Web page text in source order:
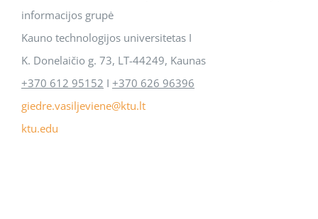
informacijos grupė
Kauno technologijos universitetas I
K. Donelaičio g. 73, LT-44249, Kaunas
+370 612 95152 I +370 626 96396
giedre.vasiljeviene@ktu.lt
ktu.edu